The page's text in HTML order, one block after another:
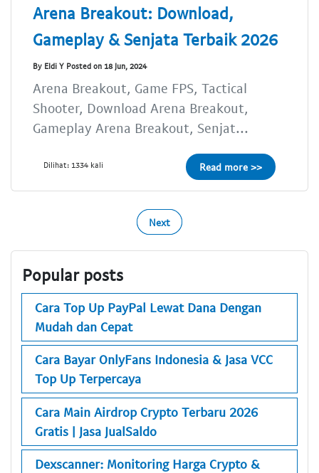
Arena Breakout: Download,
Gameplay & Senjata Terbaik 2026
By Eldi Y Posted on 18 Jun, 2024
Arena Breakout, Game FPS, Tactical
Shooter, Download Arena Breakout,
Gameplay Arena Breakout, Senjat...
Dilihat: 1334 kali Read more >>
Next
Popular posts
Cara Top Up PayPal Lewat Dana Dengan
Mudah dan Cepat
Cara Bayar OnlyFans Indonesia & Jasa VCC
Top Up Terpercaya
Cara Main Airdrop Crypto Terbaru 2026
Gratis | Jasa JualSaldo
Dexscanner: Monitoring Harga Crypto &